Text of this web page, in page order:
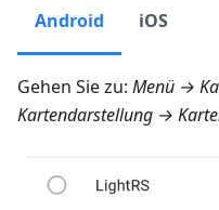
Android iOS
Gehen Sie zu: Menü →
Kartendarstellung →